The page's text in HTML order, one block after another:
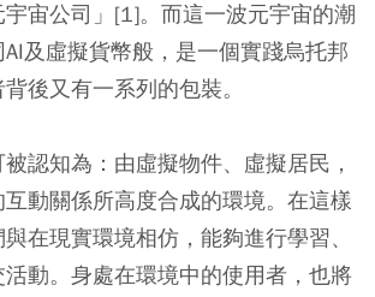
宙公司」[1]。而這一波元宇宙的潮
及虛擬貨幣般，是一個實踐烏托邦
後又有一系列的包裝。
認知為：由虛擬物件、虛擬居民，
動關係所高度合成的環境。在這樣
在現實環境相仿，能夠進行學習、
動。身處在環境中的使用者，也將